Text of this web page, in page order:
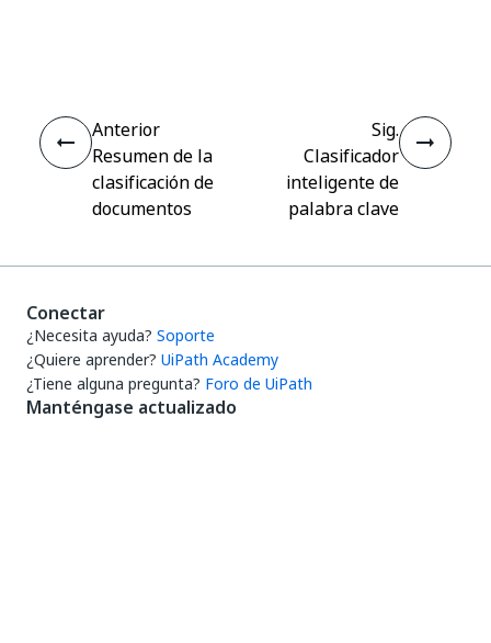
Anterior
Resumen de la
clasificación de
documentos
Sig.
Clasificador
inteligente de
palabra clave
Conectar
¿Necesita ayuda? Soporte
¿Quiere aprender? UiPath Academy
¿Tiene alguna pregunta? Foro de UiPath
Manténgase actualizado